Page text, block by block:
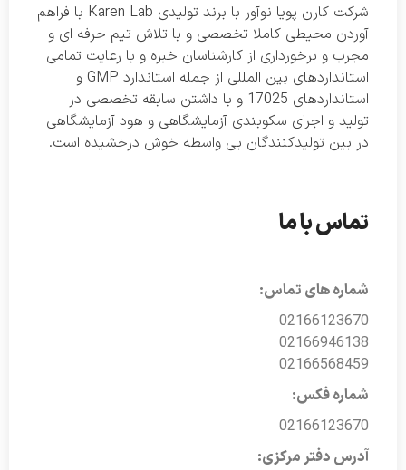
تماس با ما
شماره های تماس:
02166123670
02166946138
02166568459
شماره فکس:
02166123670
آدرس دفتر مرکزی:
شرکت کارن پویا نوآور با برند تولیدی Karen Lab با فراهم
آوردن محیطی کاملا تخصصی و با تلاش تیم حرفه ای و
مجرب و برخورداری از کارشناسان خبره و با رعایت تمامی
استانداردهای بین المللی از جمله استاندارد GMP و
استانداردهای 17025 و با داشتن سابقه تخصصی در
تولید و اجرای سکوبندی آزمایشگاهی و هود آزمایشگاهی
در بین تولیدکنندگان بی واسطه خوش درخشیده است.